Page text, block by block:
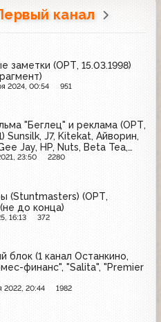
канал
заметки (ОРТ, 15.03.1998)
2024, 00:54 951
"Беглец" и реклама (ОРТ,
Sunsilk, J7, Kitekat, Айворин,
Jay, HP, Nuts, Beta Tea,
23:50 2280
(Stuntmasters) (ОРТ,
(не до конца)
16:13 372
блок (1 канал Останкино,
финанс", "Salita", "Premier
2022, 20:44 1982